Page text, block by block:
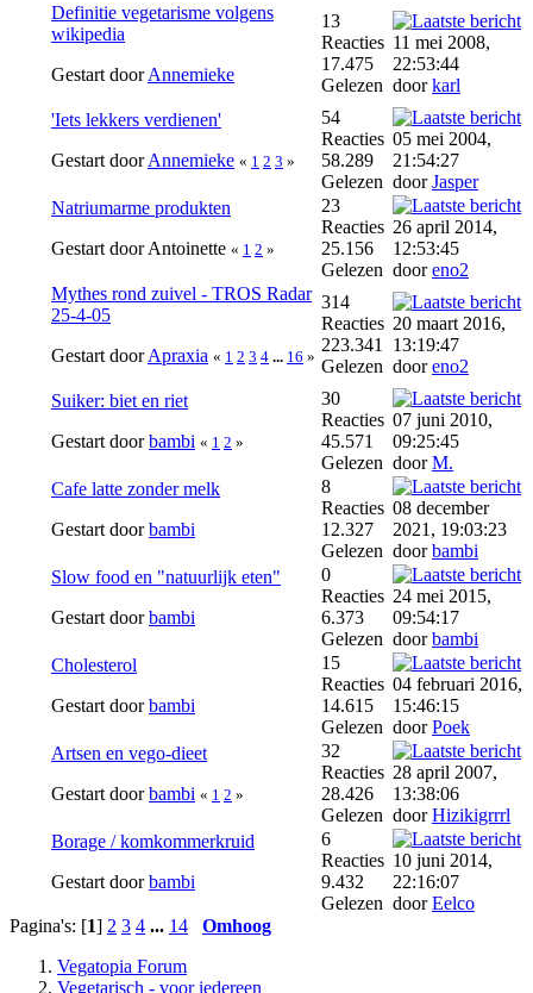
Definitie vegetarisme volgens
wikipedia
Gestart doorAnnemieke
13
Reacties
17.475
Gelezen
11 mei 2008,
22:53:44
doorkarl
'Iets lekkers verdienen'
Gestart doorAnnemieke « 1 2 3 »
54
Reacties
58.289
Gelezen
05 mei 2004,
21:54:27
doorJasper
Natriumarme produkten
Gestart door Antoinette « 1 2 »
23
Reacties
25.156
Gelezen
26 april 2014,
12:53:45
dooreno2
Mythes rond zuivel - TROS Radar
25-4-05
Gestart doorApraxia « 1 2 3 4 ... 16 »
314
Reacties
223.341
Gelezen
20 maart 2016,
13:19:47
dooreno2
Suiker: biet en riet
Gestart doorbambi « 1 2 »
30
Reacties
45.571
Gelezen
07 juni 2010,
09:25:45
doorM.
Cafe latte zonder melk
Gestart doorbambi
8
Reacties
12.327
Gelezen
08 december
2021, 19:03:23
doorbambi
Slow food en "natuurlijk eten"
Gestart doorbambi
0
Reacties
6.373
Gelezen
24 mei 2015,
09:54:17
doorbambi
Cholesterol
Gestart doorbambi
15
Reacties
14.615
Gelezen
04 februari 2016,
15:46:15
doorPoek
Artsen en vego-dieet
Gestart doorbambi « 1 2 »
32
Reacties
28.426
Gelezen
28 april 2007,
13:38:06
doorHizikigrrrl
Borage / komkommerkruid
Gestart doorbambi
6
Reacties
9.432
Gelezen
10 juni 2014,
22:16:07
doorEelco
Pagina's: [1] 2 3 4 ... 14
Omhoog
Vegatopia Forum
Vegetarisch - voor iedereen